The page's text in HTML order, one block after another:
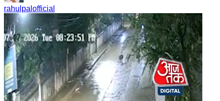
rahulpalofficial